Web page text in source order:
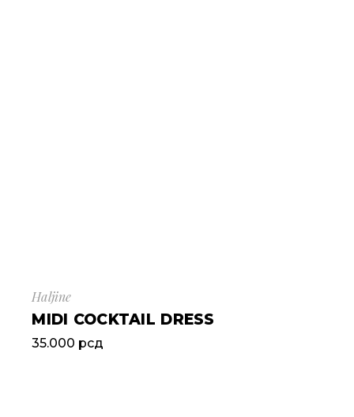
Haljine
MIDI COCKTAIL DRESS
35.000 рсд